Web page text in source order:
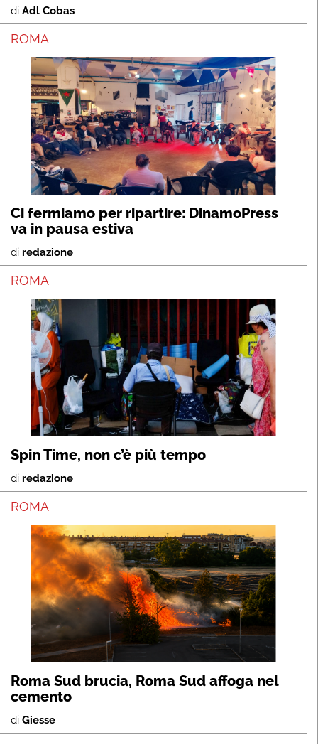
di Adl Cobas
ROMA
Ci fermiamo per ripartire: DinamoPress
va in pausa estiva
di redazione
ROMA
Spin Time, non c’è più tempo
di redazione
ROMA
Roma Sud brucia, Roma Sud affoga nel
cemento
di Giesse